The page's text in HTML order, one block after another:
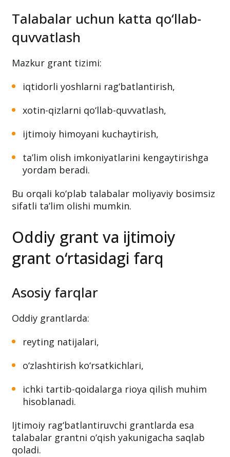
Talabalar uchun katta qo‘llab-
quvvatlash
Mazkur grant tizimi:
iqtidorli yoshlarni rag‘batlantirish,
xotin-qizlarni qo‘llab-quvvatlash,
ijtimoiy himoyani kuchaytirish,
ta’lim olish imkoniyatlarini kengaytirishga
yordam beradi.
Bu orqali ko‘plab talabalar moliyaviy bosimsiz
sifatli ta’lim olishi mumkin.
Oddiy grant va ijtimoiy
grant o‘rtasidagi farq
Asosiy farqlar
Oddiy grantlarda:
reyting natijalari,
o‘zlashtirish ko‘rsatkichlari,
ichki tartib-qoidalarga rioya qilish muhim
hisoblanadi.
Ijtimoiy rag‘batlantiruvchi grantlarda esa
talabalar grantni o‘qish yakunigacha saqlab
qoladi.